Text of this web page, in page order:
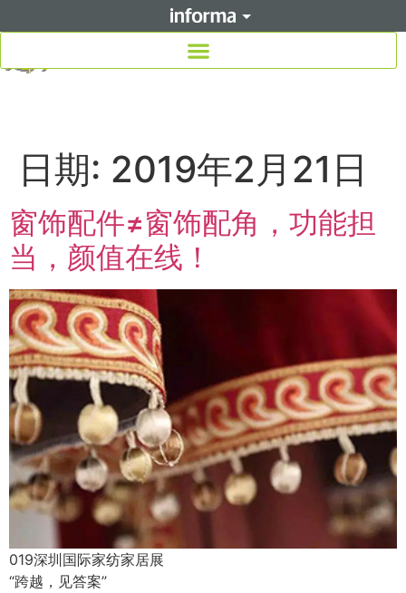
日期: 2019年2月21日
窗饰配件≠窗饰配角，功能担
当，颜值在线！
019深圳国际家纺家居展
“跨越，见答案”